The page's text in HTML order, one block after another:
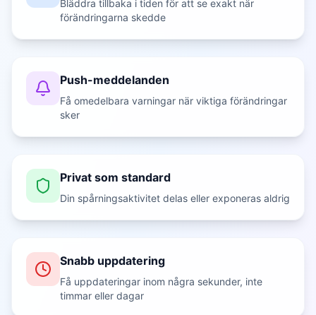
Bläddra tillbaka i tiden för att se exakt när
förändringarna skedde
Push-meddelanden
Få omedelbara varningar när viktiga förändringar
sker
Privat som standard
Din spårningsaktivitet delas eller exponeras aldrig
Snabb uppdatering
Få uppdateringar inom några sekunder, inte
timmar eller dagar